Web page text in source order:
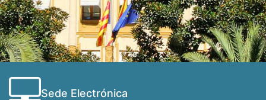
Sede Electrónica